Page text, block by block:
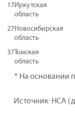
17Иркутская
область
27Новосибирская
область
37Томская
область
* На основании
Источник: НСА